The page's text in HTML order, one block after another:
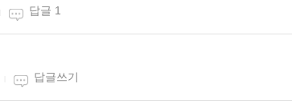
답글 1
답글쓰기